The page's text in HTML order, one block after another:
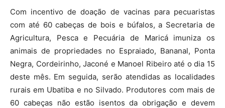
Com incentivo de doação de vacinas para pecuaristas
com até 60 cabeças de bois e búfalos, a Secretaria de
Agricultura, Pesca e Pecuária de Maricá imuniza os
animais de propriedades no Espraiado, Bananal, Ponta
Negra, Cordeirinho, Jaconé e Manoel Ribeiro até o dia 15
deste mês. Em seguida, serão atendidas as localidades
rurais em Ubatiba e no Silvado. Produtores com mais de
60 cabeças não estão isentos da obrigação e devem